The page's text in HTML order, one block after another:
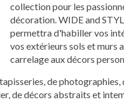
collection pour les
décoration. WIDE and
permettra d'habiller vos
vos extérieurs sols et murs
carrelage aux décors
de photographies,
de décors abstraits et